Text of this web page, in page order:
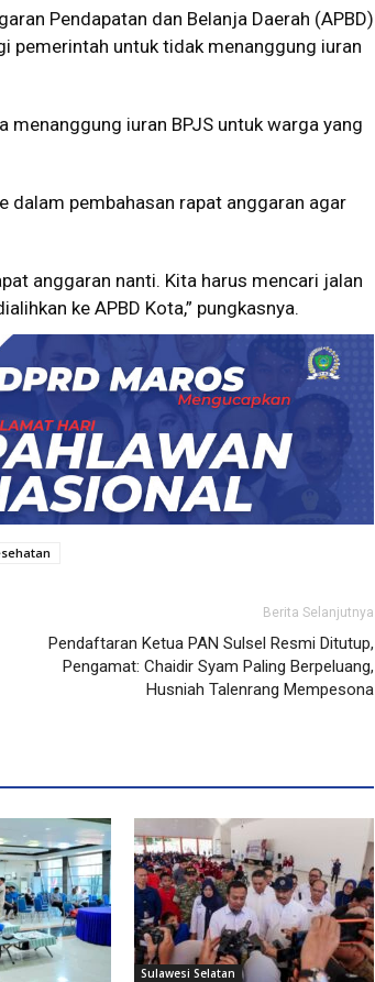
Pendapatan dan Belanja Daerah (APBD)
pemerintah untuk tidak menanggung iuran
menanggung iuran BPJS untuk warga yang
dalam pembahasan rapat anggaran agar
anggaran nanti. Kita harus mencari jalan
ke APBD Kota,” pungkasnya.
Berita Selanjutnya
Pendaftaran Ketua PAN Sulsel Resmi Ditutup,
Pengamat: Chaidir Syam Paling Berpeluang,
Husniah Talenrang Mempesona
Sulawesi Selatan